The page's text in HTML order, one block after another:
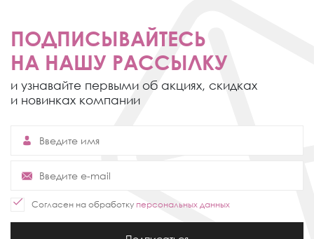
ПОДПИСЫВАЙТЕСЬ
НА НАШУ РАССЫЛКУ
и узнавайте первыми об акциях, скидках
и новинках компании
Согласен на обработку персональных данных